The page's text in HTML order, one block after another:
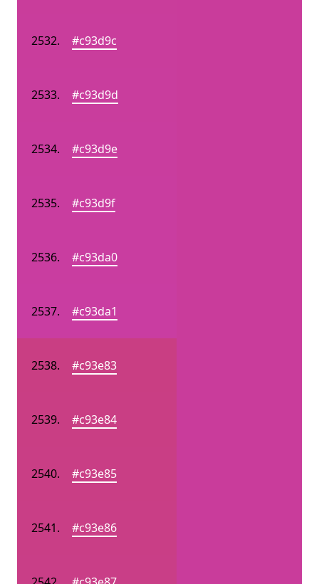
#c93d9c
#c93d9d
#c93d9e
#c93d9f
#c93da0
#c93da1
#c93e83
#c93e84
#c93e85
#c93e86